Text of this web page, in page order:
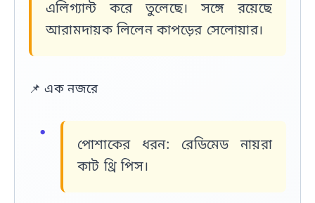
এলিগ্যান্ট করে তুলেছে। সঙ্গে রয়েছে
আরামদায়ক লিলেন কাপড়ের সেলোয়ার।
📌এক নজরে
পোশাকের ধরন: রেডিমেড নায়রা
কাট থ্রি পিস।